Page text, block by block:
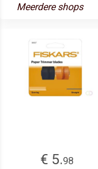
Meerdere shops
€ 5.98